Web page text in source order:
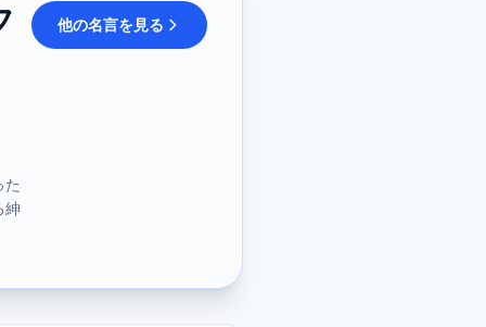
た
紳
他の名言を見る